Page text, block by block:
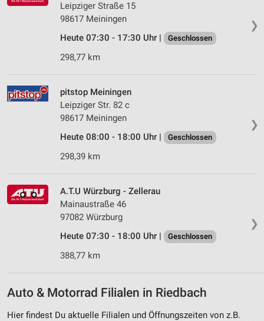
❯
Leipziger Straße 15
98617 Meiningen
Heute 07:30 - 17:30 Uhr |
Geschlossen
298,77 km
❯
pitstop Meiningen
Leipziger Str. 82 c
98617 Meiningen
Heute 08:00 - 18:00 Uhr |
Geschlossen
298,39 km
❯
A.T.U Würzburg - Zellerau
Mainaustraße 46
97082 Würzburg
Heute 07:30 - 18:00 Uhr |
Geschlossen
388,77 km
Auto & Motorrad Filialen in Riedbach
Hier findest Du aktuelle Filialen und Öffnungszeiten von z.B.